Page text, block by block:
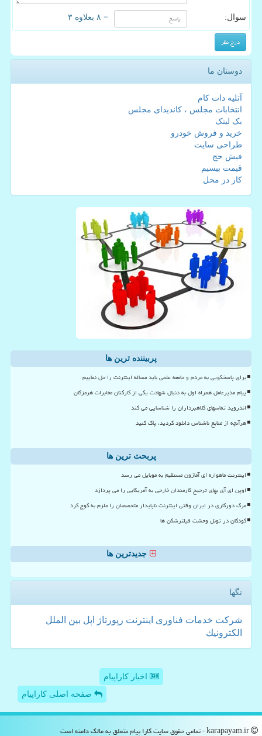
سوال: = ۸ بعلاوه ۳
دوستان ما
آتلیه دات کام
انتخابات مجلس ، کاندیدای مجلس
بک لینک
خرید و فروش خودرو
طراحی سایت
فیش حج
قیمت بیسیم
کار در محل
پربیننده ترین ها
برای پاسخگویی به مردم و جامعه علمی باید مساله اینترنت را حل نماییم
پیام مدیرعامل همراه اول به دنبال شهادت یکی از کارکنان مخابرات هرمزگان
اندروید تماسهای کلاهبرداران را شناسایی می کند
هرآنچه از منابع ناشناس دانلود کردید، پاک کنید
پربحث ترین ها
اینترنت ماهواره ای آمازون مستقیم به موبایل می رسد
اوپن ای آی بهای ترجیح کارمندان خارجی به آمریکایی را می پردازد
مرگ دورکاری در ایران وقتی اینترنت ناپایدار متخصصان را ملزم به کوچ کرد
کودکان در تونل وحشت فیلترشکن ها
جدیدترین ها
تگها
شركت خدمات فناوری اینترنت رپورتاژ اپل بین الملل
الكترونیك
اخبار کاراپیام
صفحه اصلی کاراپیام